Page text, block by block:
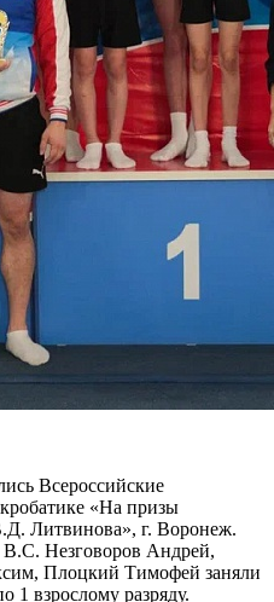
Всероссийские
«На призы
Литвинова», г. Воронеж.
В.С. Незговоров Андрей,
Плоцкий Тимофей заняли
1 взрослому разряду.